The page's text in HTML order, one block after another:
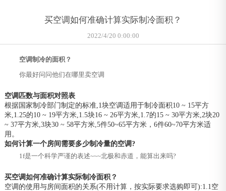
买空调如何准确计算实际制冷面积？
2022/4/20 0:00:00
空调制冷的面积？
你最好问问他们在哪里卖空调
空调匹数与面积对照表
根据国家制冷部门制定的标准,1块空调适用于制冷面积10 ~ 15平方
米,1.25的10 ~ 19平方米,1.5块16 ~ 26平方米,1.7的15 ~ 30平方米,2块20
~ 37平方米,3块30 ~ 58平方米,5件50~65平方米，6件60~70平方米适
用。
如何计算一个房间需要多少制冷量的空调?
1f是一个科学严谨的表述~~~北极和赤道，能算出来吗?
买空调如何准确计算实际制冷面积？
空调的使用与房间面积的关系(不用计算，按实际要求选购即可):1.1空